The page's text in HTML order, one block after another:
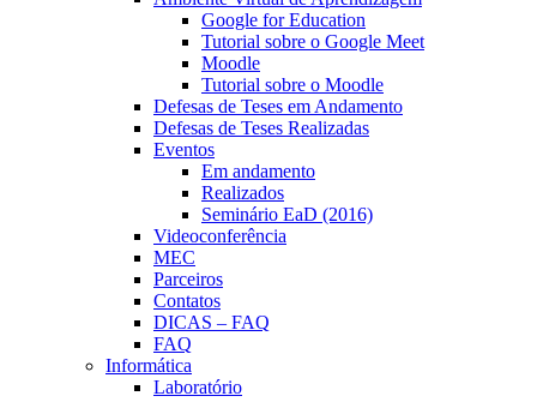
Google for Education
Tutorial sobre o Google Meet
Moodle
Tutorial sobre o Moodle
Defesas de Teses em Andamento
Defesas de Teses Realizadas
Eventos
Em andamento
Realizados
Seminário EaD (2016)
Videoconferência
MEC
Parceiros
Contatos
DICAS – FAQ
FAQ
Informática
Laboratório